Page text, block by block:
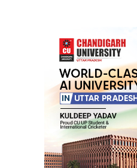
Your E-mail*
Submit Comment